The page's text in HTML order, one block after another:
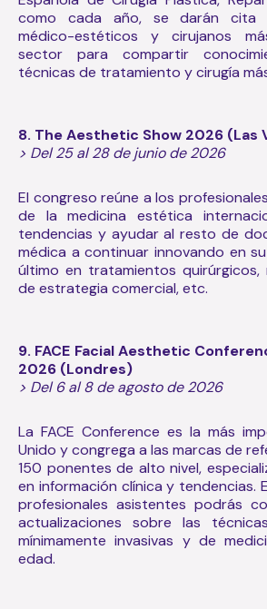
como cada año, se darán cita
médico-estéticos y cirujanos
sector para compartir
técnicas de tratamiento y cirugía
8. The Aesthetic Show 2026 (Las
> Del 25 al 28 de junio de 2026
El congreso reúne a los
de la medicina estética
tendencias y ayudar al resto de
médica a continuar innovando en
último en tratamientos quirúrgicos,
de estrategia comercial, etc.
9. FACE Facial Aesthetic
2026 (Londres)
> Del 6 al 8 de agosto de 2026
La FACE Conference es la más
Unido y congrega a las marcas de
150 ponentes de alto nivel,
en información clínica y tendencias.
profesionales asistentes podrás
actualizaciones sobre las
mínimamente invasivas y de
edad.